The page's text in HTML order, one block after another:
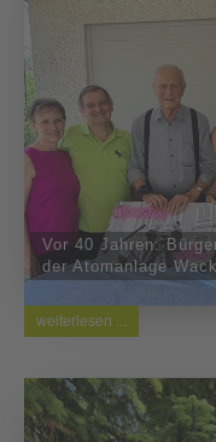
Vor 40 Jahren:
der Atomanlage
weiterlesen ...